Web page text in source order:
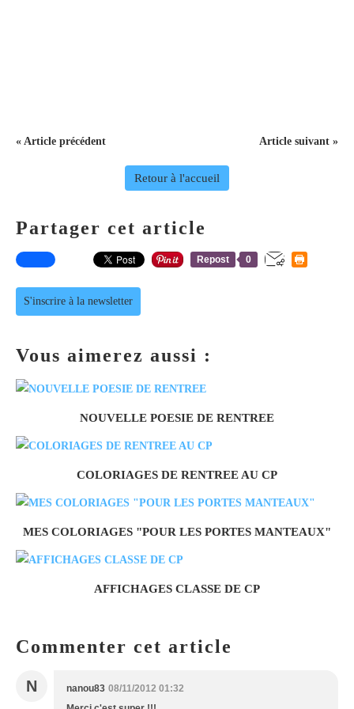
« Article précédent Article suivant »
Retour à l'accueil
Partager cet article
Repost 0
S'inscrire à la newsletter
Vous aimerez aussi :
NOUVELLE POESIE DE RENTREE
COLORIAGES DE RENTREE AU CP
MES COLORIAGES "POUR LES PORTES MANTEAUX"
AFFICHAGES CLASSE DE CP
Commenter cet article
N nanou83 08/11/2012 01:32